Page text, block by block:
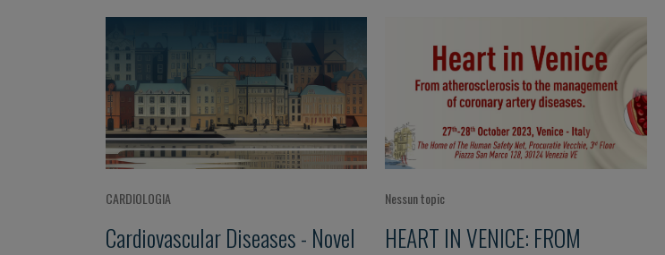
CARDIOLOGIA
Cardiovascular Diseases - Novel
Nessun topic
HEART IN VENICE: FROM